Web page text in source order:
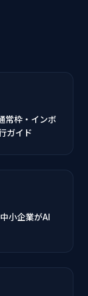
常枠・インボ
ガイド
小企業がAI